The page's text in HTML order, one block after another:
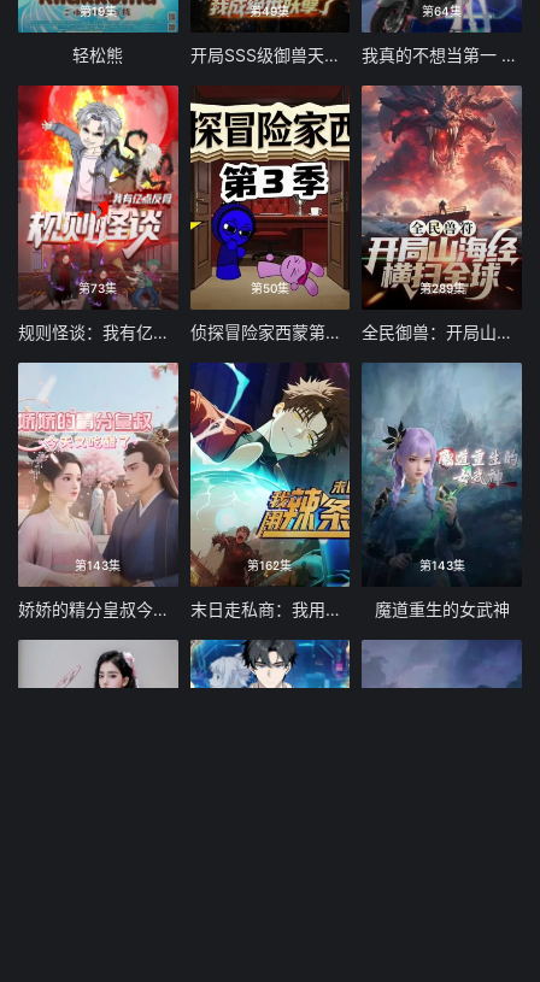
第19集
轻松熊
第49集
开局SSS级御兽天赋，我成绝世妖孽动态漫画
第64集
我真的不想当第一 第二季
第73集
规则怪谈：我有亿点反骨
第50集
侦探冒险家西蒙第三季
第289集
全民御兽：开局山海经，我横扫全球
第143集
娇娇的精分皇叔今天又吃醋了
第162集
末日走私商：我用辣条换金砖动态漫画
第143集
魔道重生的女武神